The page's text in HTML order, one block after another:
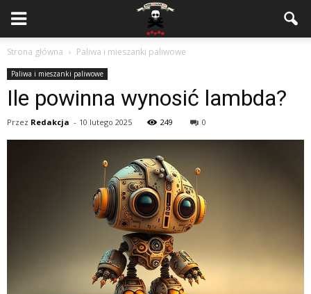
Strona główna Paliwa i mieszanki paliwowe
Paliwa i mieszanki paliwowe
Ile powinna wynosić lambda?
Przez Redakcja - 10 lutego 2025 249 0